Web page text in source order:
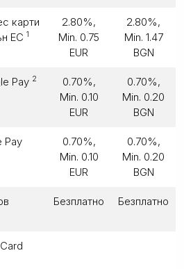
карти
ЕС 1
2.80%,
Min. 0.75
EUR
2.80%,
Min. 1.47
BGN
Pay 2
0.70%,
Min. 0.10
EUR
0.70%,
Min. 0.20
BGN
Pay
0.70%,
Min. 0.10
EUR
0.70%,
Min. 0.20
BGN
Безплатно Безплатно